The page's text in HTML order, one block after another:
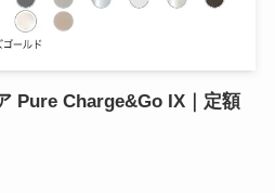
Pure Charge&Go IX｜定額